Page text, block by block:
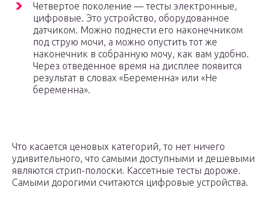
Четвертое поколение — тесты электронные,
цифровые. Это устройство, оборудованное
датчиком. Можно поднести его наконечником
под струю мочи, а можно опустить тот же
наконечник в собранную мочу, как вам удобно.
Через отведенное время на дисплее появится
результат в словах «Беременна» или «Не
беременна».
Что касается ценовых категорий, то нет ничего
удивительного, что самыми доступными и дешевыми
являются стрип-полоски. Кассетные тесты дороже.
Самыми дорогими считаются цифровые устройства.